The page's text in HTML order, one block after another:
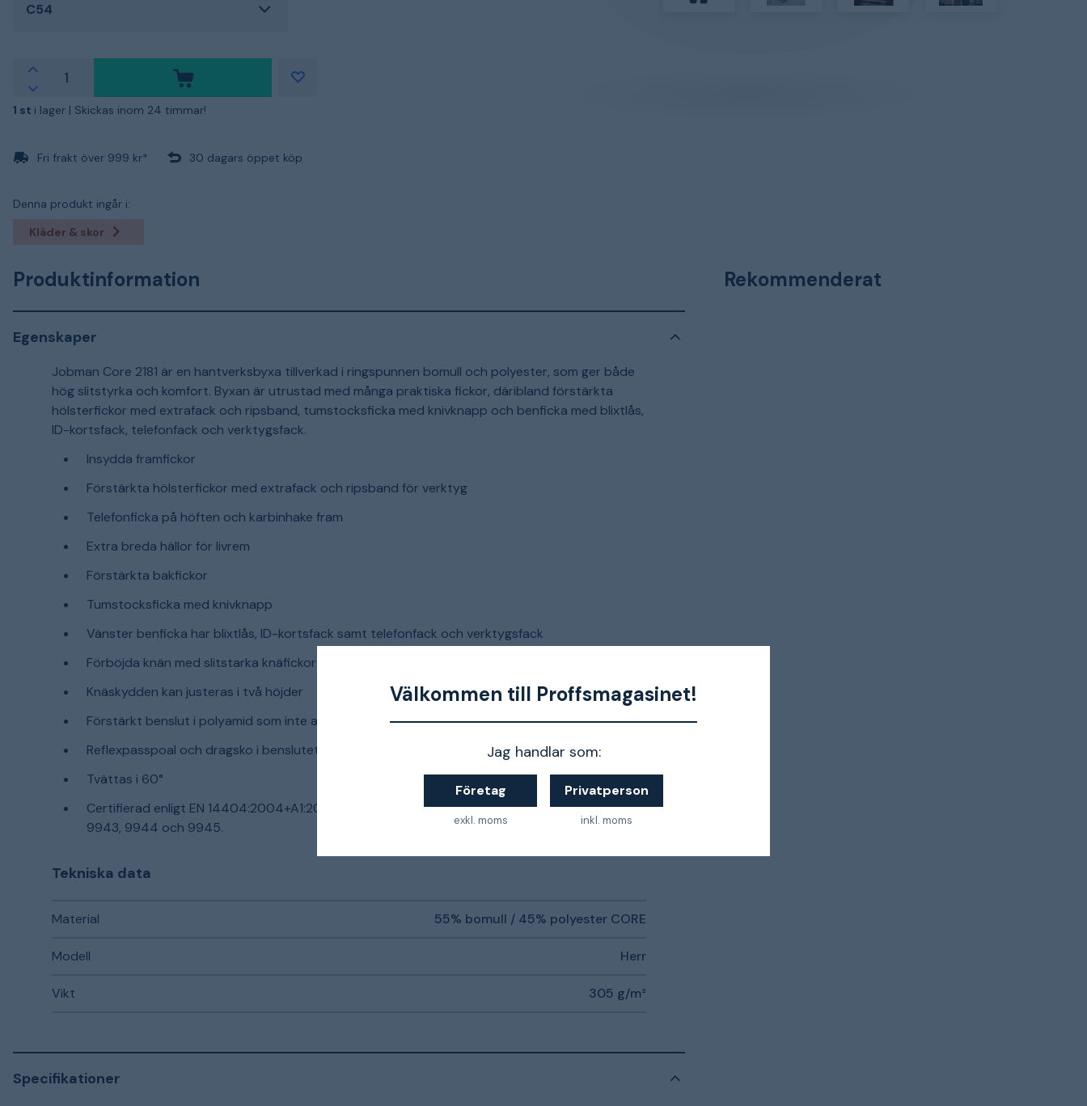
Välkommen till Proffsmagasinet!
Jag handlar som:
Företag
exkl. moms
Privatperson
inkl. moms
C54
1 st i lager | Skickas inom 24 timmar!
Fri frakt över 999 kr* 30 dagars öppet köp
Denna produkt ingår i:
Kläder & skor
Produktinformation
Egenskaper
Jobman Core 2181 är en hantverksbyxa tillverkad i ringspunnen bomull och polyester, som ger både
hög slitstyrka och komfort. Byxan är utrustad med många praktiska fickor, däribland förstärkta
hölsterfickor med extrafack och ripsband, tumstocksficka med knivknapp och benficka med blixtlås,
ID-kortsfack, telefonfack och verktygsfack.
Insydda framfickor
Förstärkta hölsterfickor med extrafack och ripsband för verktyg
Telefonficka på höften och karbinhake fram
Extra breda hällor för livrem
Förstärkta bakfickor
Tumstocksficka med knivknapp
Vänster benficka har blixtlås, ID-kortsfack samt telefonfack och verktygsfack
Förböjda knän med slitstarka knäfickor i DuPont™ Kevlar®
Knäskydden kan justeras i två höjder
Förstärkt benslut i polyamid som inte absorberar fukt
Reflexpasspoal och dragsko i benslutet.
Tvättas i 60°
Certifierad enligt EN 14404:2004+A1:2010 Typ 2 Nivå 1 tillsammans med Jobmans knäskydd
9943, 9944 och 9945.
Tekniska data
Material 55% bomull / 45% polyester CORE
Modell Herr
Vikt 305 g/m²
Specifikationer
Rekommenderat